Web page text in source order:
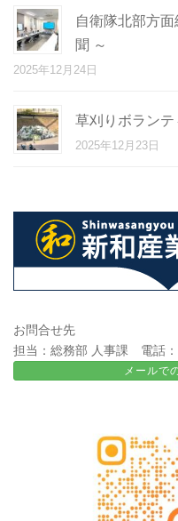
自衛隊北部方
聞 ～
2025年12月24日
草刈りボランテ
2025年12月23日
お問合せ先
担当：総務部 人事課 電話
メールで